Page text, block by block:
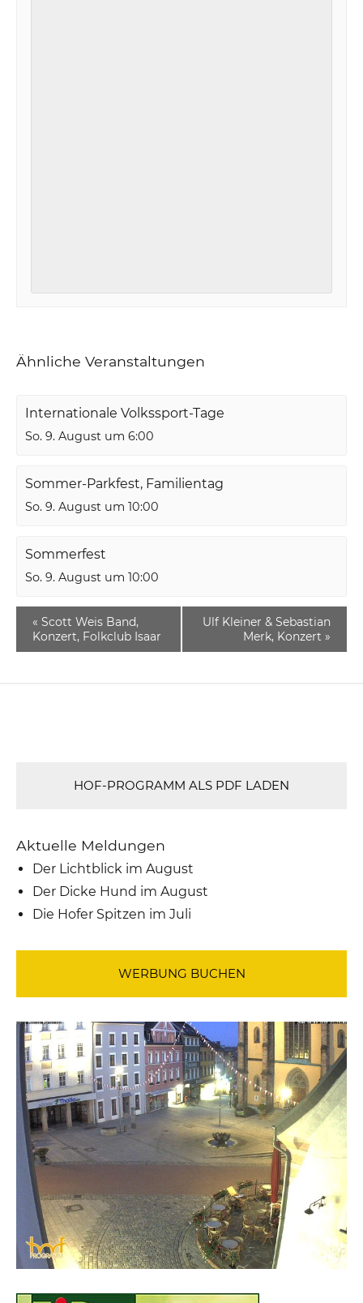
Ähnliche Veranstaltungen
Internationale Volkssport-Tage
So. 9. August um 6:00
Sommer-Parkfest, Familientag
So. 9. August um 10:00
Sommerfest
So. 9. August um 10:00
« Scott Weis Band,
Konzert, Folkclub Isaar
Ulf Kleiner & Sebastian
Merk, Konzert »
HOF-PROGRAMM ALS PDF LADEN
Aktuelle Meldungen
Der Lichtblick im August
Der Dicke Hund im August
Die Hofer Spitzen im Juli
WERBUNG BUCHEN